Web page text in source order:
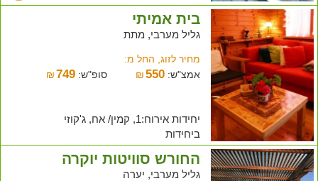
בית אמיתי
גליל מערבי, מתת
מחיר לזוג, החל מ:
אמצ"ש:
₪550 סופ"ש: ₪ 749
יחידות אירוח:1, קמין/ אח, ג'קוזי
ביחידות
החורש סוויטות יוקרה
גליל מערבי, יערה